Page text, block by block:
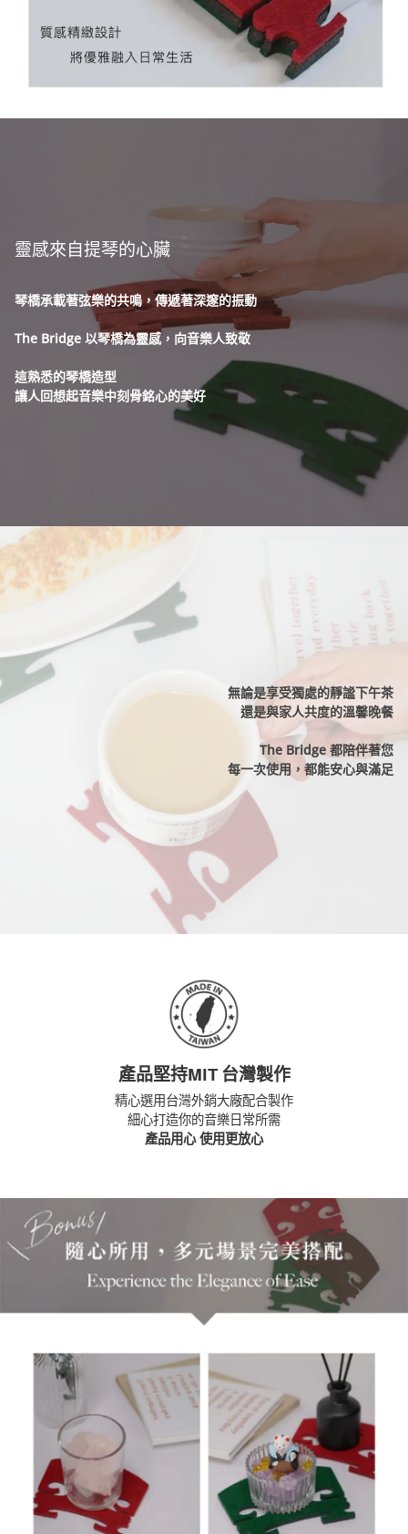
靈感來自提琴的心臟
琴橋承載著弦樂的共鳴，傳遞著深邃的振動
The Bridge 以琴橋為靈感，向音樂人致敬
這熟悉的琴橋造型
讓人回想起音樂中刻骨銘心的美好
無論是享受獨處的靜謐下午茶
還是與家人共度的溫馨晚餐
The Bridge 都陪伴著您
每一次使用，都能安心與滿足
產品堅持MIT 台灣製作
精心選用台灣外銷大廠配合製作
細心打造你的音樂日常所需
產品用心 使用更放心